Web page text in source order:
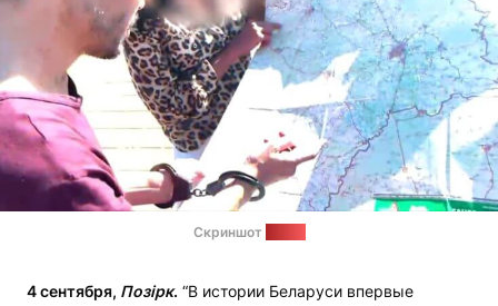
Скриншот
4 сентября, Позірк. “В истории Беларуси впервые